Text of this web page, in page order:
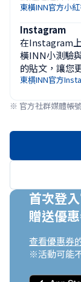
東橫INN官方小
Instagram
在Instagram
橫INN小測驗
的貼文，讓您
東横INN官方
※ 官方社群媒體帳
首次登
贈送優
查看優惠券
※活動可能